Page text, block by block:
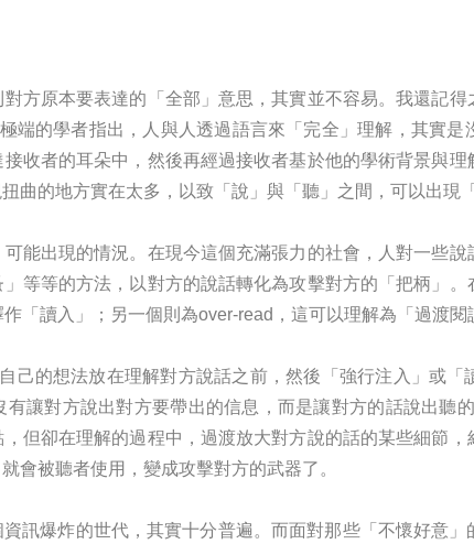
方原本要表達的「全部」意思，其實並不容易。我還記
端的學者指出，人與人透過語言來「完全」理解，其實
收者的耳朵中，然後再經過接收者基於他的學術背景與
曲的地方實在太多，以致「說」與「聽」之間，可以出現
能出現的情況。在現今這個充滿張力的社會，人對一些
等等的方法，以對方的說話轉化為攻擊對方的「把柄」
「讀入」；另一個則為over-read，這可以理解為「過渡閱
己的想法放在理解對方說話之前，然後「強行注入」或
讓對方說出對方要帶出的信息，而是讓對方的話說出聽
但卻在理解的過程中，過渡放大對方說的話的某些細節
會被聽者使用，變成攻擊對方的武器了。
訊爆炸的世代，其實十分普遍。而面對那些「不懷好意